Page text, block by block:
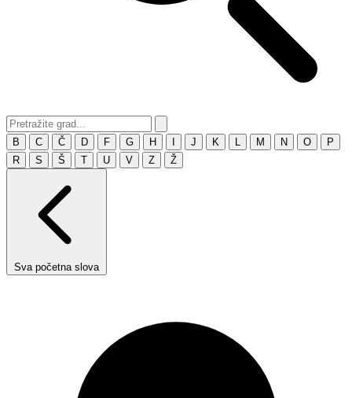
B C Č D F G H J K M N O
P
R
S Š T U V Z Ž
Sva početna slova